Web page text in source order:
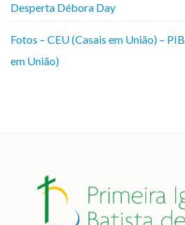
Desperta Débora Day
Fotos – CEU (Casais em União) – PIB
em União)